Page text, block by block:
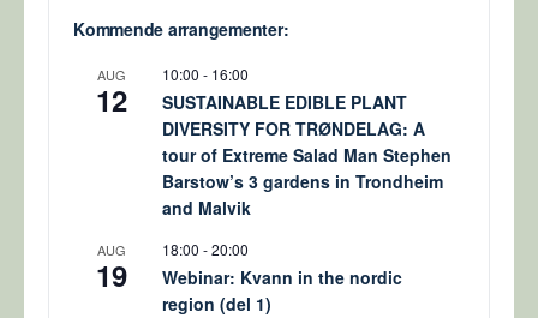
Kommende arrangementer:
AUG
12
10:00 - 16:00
SUSTAINABLE EDIBLE PLANT
DIVERSITY FOR TRØNDELAG: A
tour of Extreme Salad Man Stephen
Barstow’s 3 gardens in Trondheim
and Malvik
AUG
19
18:00 -20:00
Webinar: Kvann in the nordic
region (del 1)